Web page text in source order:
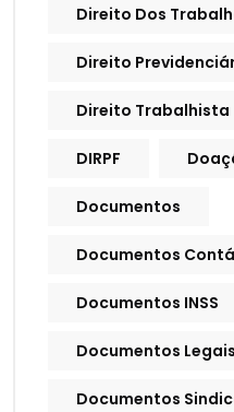
Direito Dos
Direito
Direito Trabalhista
DIRPF
Documentos
Documentos
Documentos INSS
Documentos Legais
Documentos